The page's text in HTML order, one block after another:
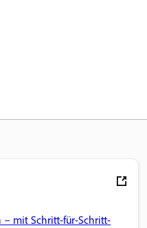
mit Schritt-für-Schritt-